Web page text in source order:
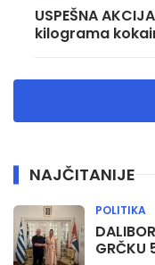
USPEŠNA
kilograma
NAJČITANIJE
GRČKU
POLITIKA